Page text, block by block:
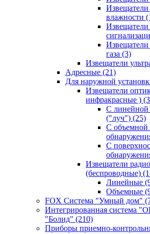
влажности
Извещатели
газа (3)
Извещатели
Адресные (21)
Для наружной
Извещатели
инфракрасные )
С линейной
("луч") (25)
С объемной
С
Извещатели
(беспроводные)
Линейные
Объемные
FOX Система "Умный дом"
Интегрированная система
"Болид" (210)
Приборы приемно-